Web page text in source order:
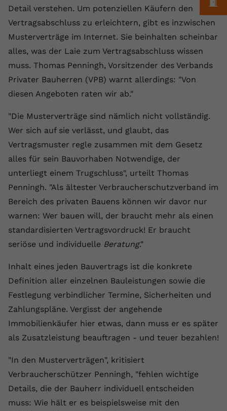
Detail verstehen. Um potenziellen Käufern den
Vertragsabschluss zu erleichtern, gibt es inzwischen
Musterverträge im Internet. Sie beinhalten scheinbar
alles, was der Laie zum Vertragsabschluss wissen
muss. Thomas Penningh, Vorsitzender des Verbands
Privater Bauherren (VPB) warnt allerdings: "Von
diesen Angeboten raten wir ab."
"Die Musterverträge sind nämlich nicht vollständig.
Wer sich auf sie verlässt, und glaubt, das
Vertragsmuster regle zusammen mit dem Gesetz
alles für sein Bauvorhaben Notwendige, der
unterliegt einem Trugschluss", urteilt Thomas
Penningh. "Als ältester Verbraucherschutzverband im
Bereich des privaten Bauens können wir davor nur
warnen: Wer bauen will, der braucht mehr als einen
standardisierten Vertragsvordruck! Er braucht
seriöse und individuelle Beratung."
Inhalt eines jeden Bauvertrags ist die konkrete
Definition aller einzelnen Bauleistungen sowie die
Festlegung verbindlicher Termine, Sicherheiten und
Zahlungspläne. Vergisst der angehende
Immobilienkäufer hier etwas, dann muss er es später
als Zusatzleistung beauftragen - und teuer bezahlen!
"In den Musterverträgen", kritisiert
Verbraucherschützer Penningh, "fehlen wichtige
Details, die der Bauherr individuell entscheiden
muss: Wie hält er es beispielsweise mit den
Zweck
Dieser Wert speichert Ihre Consent-
Einstellungen. Unter anderem eine
zufällig generierte ID, für die
historische Speicherung Ihrer
vorgenommen Einstellungen, falls der
Webseiten-Betreiber dies eingestellt
hat.
fe_typo_user
Anbieter VPB.de
Zweck
Dieses Cookie wird verwendet, um die
Speicherung von
Benutzereinstellungen zu ermöglichen.
Zweck
wiederzuerkennen und statistische
Informationen zur Nutzung der
Name
Anbieter Google Ads
90 Tage
Wird von Google Ads für das
Conversion-Tracking verwendet, um
Werbeklicks der Nutzung auf unserer
Cookie-Informationen anzeigen
Externe Inhalte
Wir verwenden auf unserer Website externe Inhalte,
um Ihnen zusätzliche Informationen anzubieten.
Name
Anbieter vimeo.com
Laufzeit 2 Jahre
Zweck
Vimeo installiert dieses Cookie, um
indem es eine eindeutige ID zum
Einbetten von Videos auf der Website
setzt.
Name CONSENT
Anbieter youtube.com
Laufzeit 2 Jahre
Zweck
YouTube setzt dieses Cookie über
eingebettete YouTube-Videos und
registriert anonyme statistische Daten.
Name yt-remote-device-id
Anbieter Youtube.com
YouTube setzt diesen Cookie, um die
Cookie-Informationen anzeigen